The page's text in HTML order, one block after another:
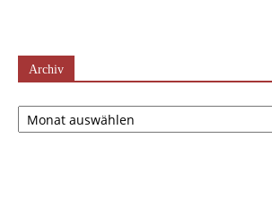
Archiv
Archiv